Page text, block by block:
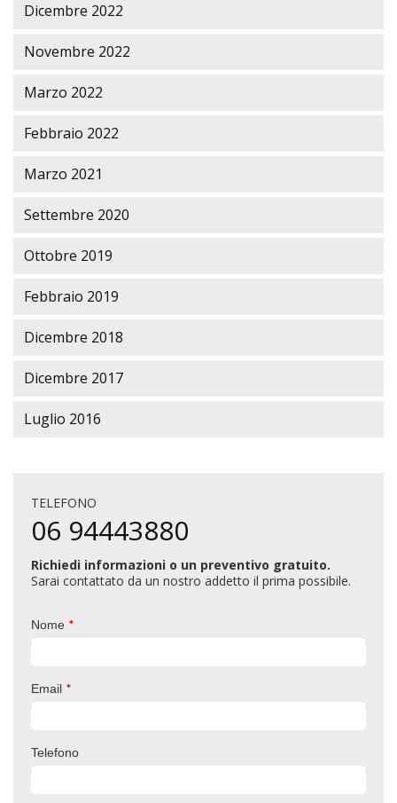
Dicembre 2022
Novembre 2022
Marzo 2022
Febbraio 2022
Marzo 2021
Settembre 2020
Ottobre 2019
Febbraio 2019
Dicembre 2018
Dicembre 2017
Luglio 2016
TELEFONO
06 94443880
Richiedi informazioni o un preventivo gratuito.
Sarai contattato da un nostro addetto il prima possibile.
Nome *
Email *
Telefono